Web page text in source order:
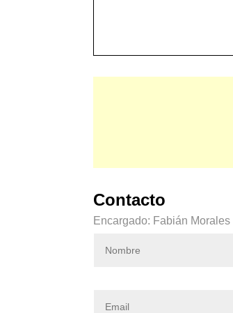
Contacto
Encargado: Fabián Morales